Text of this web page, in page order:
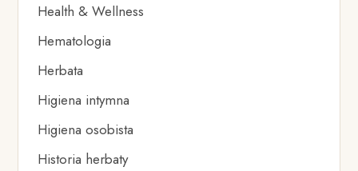
Health & Wellness
Hematologia
Herbata
Higiena intymna
Higiena osobista
Historia herbaty